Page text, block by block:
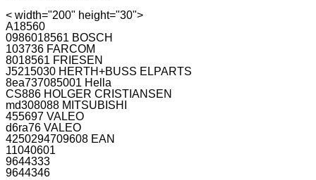
< width="200" height="30">
A18560
0986018561 BOSCH
103736 FARCOM
8018561 FRIESEN
J5215030 HERTH+BUSS ELPARTS
8ea737085001 Hella
CS886 HOLGER CRISTIANSEN
md308088 MITSUBISHI
455697 VALEO
d6ra76 VALEO
4250294709608 EAN
11040601
9644333
9644346